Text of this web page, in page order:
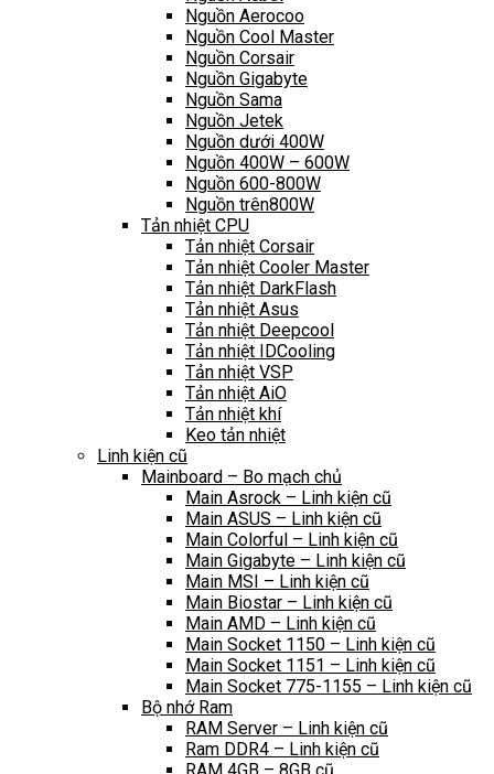
Nguồn Aerocoo
Nguồn Cool Master
Nguồn Corsair
Nguồn Gigabyte
Nguồn Sama
Nguồn Jetek
Nguồn dưới 400W
Nguồn 400W – 600W
Nguồn 600-800W
Nguồn trên800W
Tản nhiệt CPU
Tản nhiệt Corsair
Tản nhiệt Cooler Master
Tản nhiệt DarkFlash
Tản nhiệt Asus
Tản nhiệt Deepcool
Tản nhiệt IDCooling
Tản nhiệt VSP
Tản nhiệt AiO
Tản nhiệt khí
Keo tản nhiệt
Linh kiện cũ
Mainboard – Bo mạch chủ
Main Asrock – Linh kiện cũ
Main ASUS – Linh kiện cũ
Main Colorful – Linh kiện cũ
Main Gigabyte – Linh kiện cũ
Main MSI – Linh kiện cũ
Main Biostar – Linh kiện cũ
Main AMD – Linh kiện cũ
Main Socket 1150 – Linh kiện cũ
Main Socket 1151 – Linh kiện cũ
Main Socket 775-1155 – Linh kiện cũ
Bộ nhớ Ram
RAM Server – Linh kiện cũ
Ram DDR4 – Linh kiện cũ